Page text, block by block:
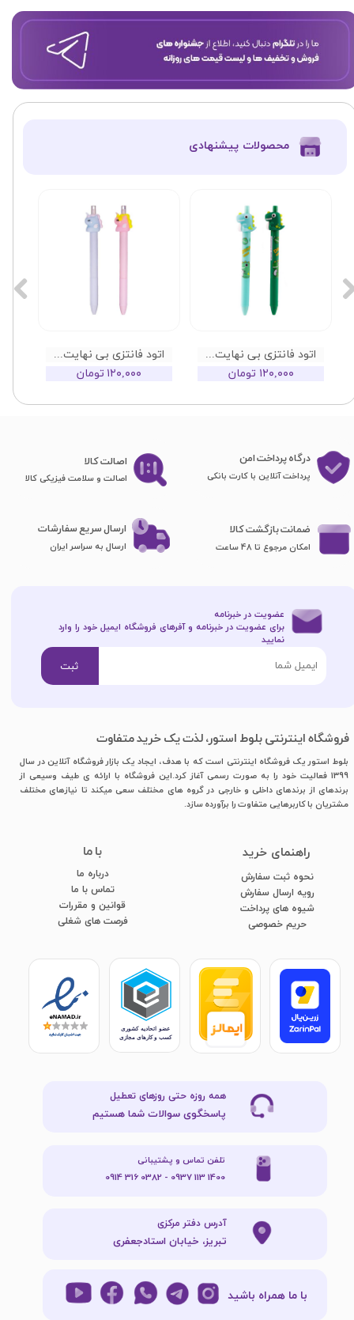
اتود فانتزی بی نهایت طرح یونیکورن
۱۲۰,۰۰۰ تومان
اتود فانتزی بی نهایت طرح دایناسور
۱۲۰,۰۰۰ تومان
​محصولات پیشنهادی
درگاه پرداخت امن
پرداخت آنلاین با کارت بانکی
فروشگاه اینترنتی بلوط استور، لذت یک خرید متفاوت
بلوط استور یک فروشگاه اینترنتی است که با هدف، ایجاد یک بازار فروشگاه آنلاین در سال
1399 فعالیت خود را به صورت رسمی آغاز کرد.این فروشگاه با ارائه ی طیف وسیعی از
برندهای از برندهای داخلی و خارجی در گروه های مختلف سعی میکند تا نیازهای مختلف
مشتریان با کاربرهایی متفاوت را برآورده سازد.
با ما
درباره ما
تماس با ما
قوانین و مقررات
فرصت های شغلی
​راهنمای خرید
نحوه ثبت سفارش
رویه ارسال سفارش
شیوه های پرداخت
​​​​​​​حریم خصوصی
اصا​​​​​​​لت کالا
اصالت و سلامت فیزیکی کالا
ضمانت بازگشت کالا
امکان مرجوع تا 48 ساعت
ارسال سریع سفارشات
ارسال به سراسر ایران
با ما همراه باشید
همه روزه حتی روزهای تعطیل
پاسخگوی سوالات شما هستیم
آدرس دفتر مرکزی
تبریز، خیابان استادجعفری
تلفن تماس و پشتیبانی
1400 113 0937 - 0382 316 0914
عضویت در خبرنامه
برای عضویت در خبرنامه و آفرهای فروشگاه ایمیل خود را وارد
نمایید​​​​​​​
ثبت